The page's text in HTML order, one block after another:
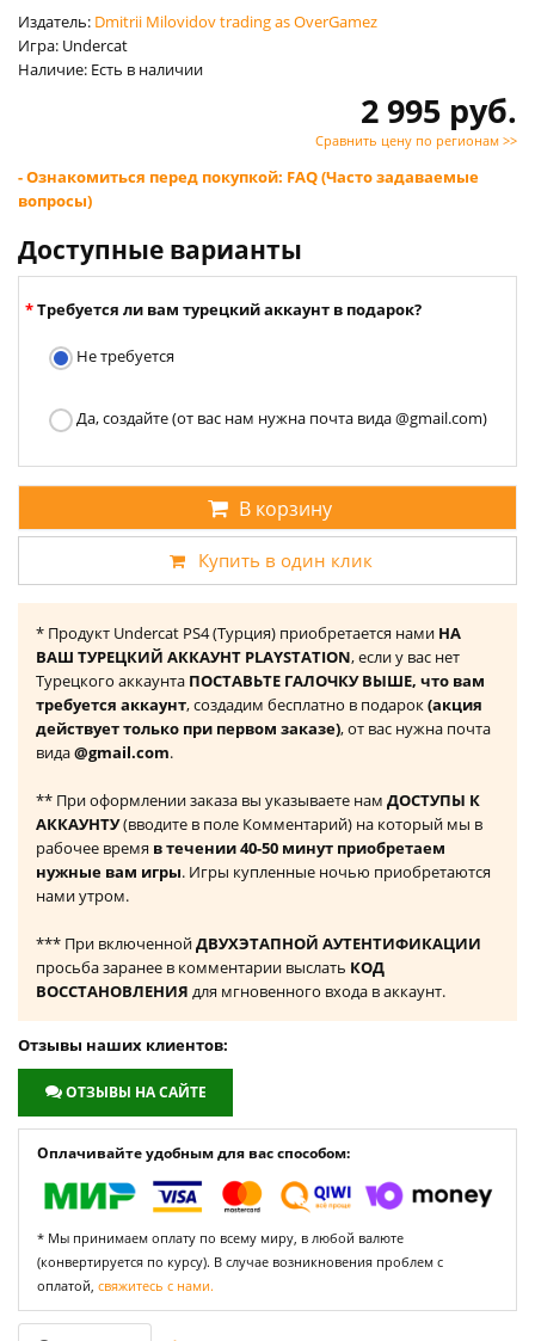
Издатель: Dmitrii Milovidov trading as OverGamez
Игра: Undercat
Наличие: Есть в наличии
2 995 руб.
Сравнить цену по регионам >>
- Ознакомиться перед покупкой: FAQ (Часто задаваемые
вопросы)
Доступные варианты
Требуется ли вам турецкий аккаунт в подарок?
Не требуется
Да, создайте (от вас нам нужна почта вида @gmail.com)
В корзину
Купить в один клик
* Продукт Undercat PS4 (Турция) приобретается нами НА
ВАШ ТУРЕЦКИЙ АККАУНТ PLAYSTATION, если у вас нет
Турецкого аккаунта ПОСТАВЬТЕ ГАЛОЧКУ ВЫШЕ, что вам
требуется аккаунт, создадим бесплатно в подарок(акция
действует только при первом заказе), от вас нужна почта
вида@gmail.com.
** При оформлении заказа вы указываете нам ДОСТУПЫ К
АККАУНТУ(вводите в поле Комментарий) на который мы в
рабочее время в течении 40-50 минут приобретаем
нужные вам игры. Игры купленные ночью приобретаются
нами утром.
*** При включеннойДВУХЭТАПНОЙ АУТЕНТИФИКАЦИИ
просьба заранее в комментарии выслать КОД
ВОССТАНОВЛЕНИЯ для мгновенного входа в аккаунт.
Отзывы наших клиентов:
ОТЗЫВЫ НА САЙТЕ
Оплачивайте удобным для вас способом:
* Мы принимаем оплату по всему миру, в любой валюте
(конвертируется по курсу). В случае возникновения проблем с
оплатой, свяжитесь с нами.